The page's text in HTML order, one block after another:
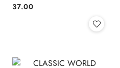
Cena:
37.00